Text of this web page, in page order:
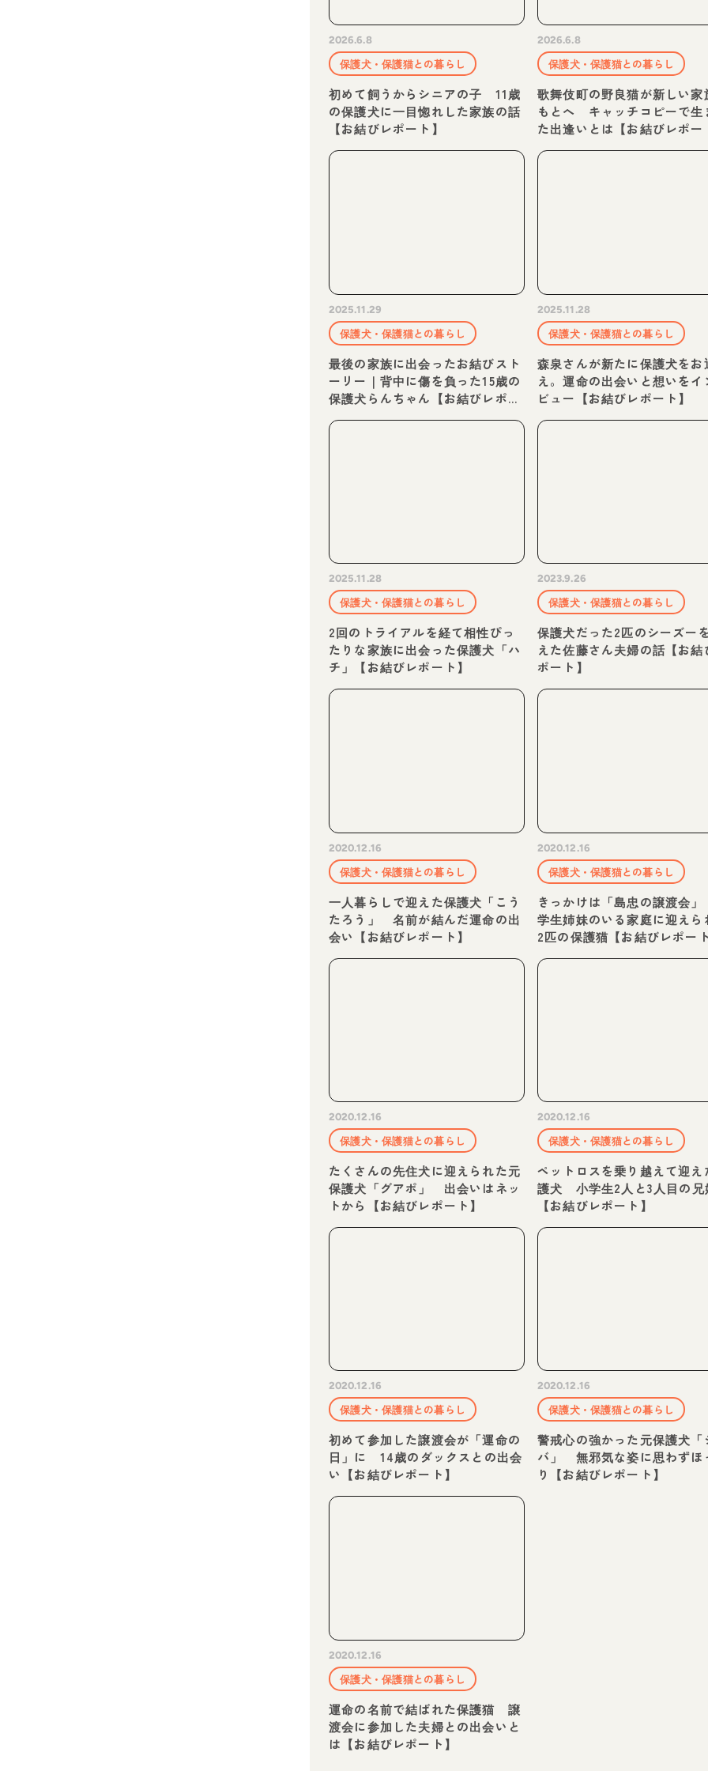
2026.6.8
保護犬・保護猫との暮らし
初めて飼うからシニアの子 11歳
の保護犬に一目惚れした家族の話
【お結びレポート】
2026.6.8
保護犬・保護猫との暮らし
歌舞伎町の野良猫が新しい家
もとへ キャッチコピーで生
た出逢いとは【お結びレポー
2025.11.29
保護犬・保護猫との暮らし
最後の家族に出会ったお結びスト
ーリー｜背中に傷を負った15歳の
保護犬らんちゃん【お結びレポー
2025.11.28
保護犬・保護猫との暮らし
森泉さんが新たに保護犬をお
え。運命の出会いと想いをイ
ビュー【お結びレポート】
2025.11.28
保護犬・保護猫との暮らし
2回のトライアルを経て相性ぴっ
たりな家族に出会った保護犬「ハ
チ」【お結びレポート】
2023.9.26
保護犬・保護猫との暮らし
保護犬だった2匹のシーズー
えた佐藤さん夫婦の話【お結
ポート】
2020.12.16
保護犬・保護猫との暮らし
一人暮らしで迎えた保護犬「こう
たろう」 名前が結んだ運命の出
会い【お結びレポート】
2020.12.16
保護犬・保護猫との暮らし
きっかけは「島忠の譲渡会
学生姉妹のいる家庭に迎えら
2匹の保護猫【お結びレポート
2020.12.16
保護犬・保護猫との暮らし
たくさんの先住犬に迎えられた元
保護犬「グアポ」 出会いはネッ
トから【お結びレポート】
2020.12.16
保護犬・保護猫との暮らし
ペットロスを乗り越えて迎え
護犬 小学生2人と3人目の兄
【お結びレポート】
2020.12.16
保護犬・保護猫との暮らし
初めて参加した譲渡会が「運命の
日」に 14歳のダックスとの出会
い【お結びレポート】
2020.12.16
保護犬・保護猫との暮らし
警戒心の強かった元保護犬「
バ」 無邪気な姿に思わずほ
り【お結びレポート】
2020.12.16
保護犬・保護猫との暮らし
運命の名前で結ばれた保護猫 譲
渡会に参加した夫婦との出会いと
は【お結びレポート】